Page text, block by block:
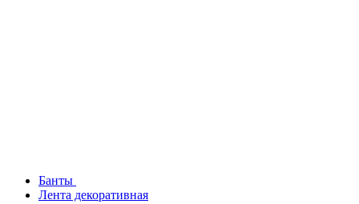
Банты
Лента декоративная